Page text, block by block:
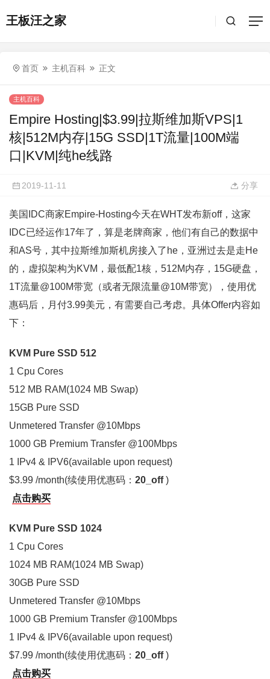
王板汪之家
首页 主机百科 正文
主机百科
Empire Hosting|$3.99|拉斯维加斯VPS|1
核|512M内存|15G SSD|1T流量|100M端
口|KVM|纯he线路
2019-11-11 分享
美国IDC商家Empire-Hosting今天在WHT发布新off，这家
IDC已经运作17年了，算是老牌商家，他们有自己的数据中
和AS号，其中拉斯维加斯机房接入了he，亚洲过去是走He
的，虚拟架构为KVM，最低配1核，512M内存，15G硬盘，
1T流量@100M带宽（或者无限流量@10M带宽），使用优
惠码后，月付3.99美元，有需要自己考虑。具体Offer内容如
下：
KVM Pure SSD 512
1 Cpu Cores
512 MB RAM(1024 MB Swap)
15GB Pure SSD
Unmetered Transfer @10Mbps
1000 GB Premium Transfer @100Mbps
1 IPv4 & IPV6(available upon request)
$3.99 /month(续使用优惠码： 20_off)
点击购买
KVM Pure SSD 1024
1 Cpu Cores
1024 MB RAM(1024 MB Swap)
30GB Pure SSD
Unmetered Transfer @10Mbps
1000 GB Premium Transfer @100Mbps
1 IPv4 & IPV6(available upon request)
$7.99 /month(续使用优惠码： 20_off)
点击购买